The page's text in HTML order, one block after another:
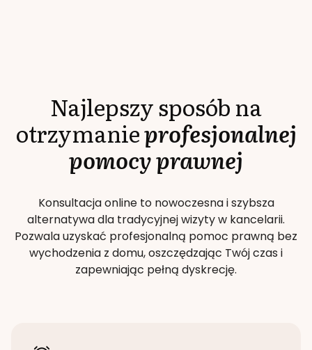
Najlepszy sposób na
otrzymanieprofesjonalnej
pomocy prawnej
Konsultacja online to nowoczesna i szybsza
alternatywa dla tradycyjnej wizyty w kancelarii.
Pozwala uzyskać profesjonalną pomoc prawną bez
wychodzenia z domu, oszczędzając Twój czas i
zapewniając pełną dyskrecję.